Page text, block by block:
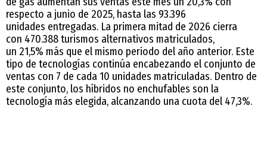
respecto a junio de 2025, hasta las 93.396
unidades entregadas. La primera mitad de 2026 cierra
con 470.388 turismos alternativos matriculados,
un 21,5% más que el mismo periodo del año anterior. Este
tipo de tecnologías continúa encabezando el conjunto de
ventas con 7 de cada 10 unidades matriculadas. Dentro de
este conjunto, los híbridos no enchufables son la
tecnología más elegida, alcanzando una cuota del 47,3%.